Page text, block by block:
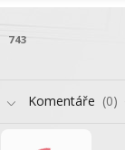
743
Komentáře 0